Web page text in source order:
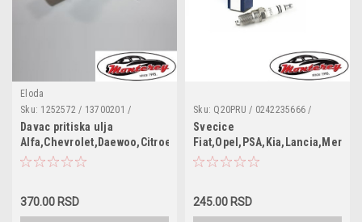
Eloda
Sku: 1252572 / 13700201 /
1252557 / 1658279J50 / 6240251 /
55202374 / 1535416 / SW90012 /
6ZL003259491 / 95961350 /
96281689 / 90569684 / 90507539 /
96494264
Davac pritiska ulja
370.00 RSD
Sku: Q20PRU / 0242235666 /
FR7DC / FR7D+
Svecice
kljuc 16mm
245.00 RSD